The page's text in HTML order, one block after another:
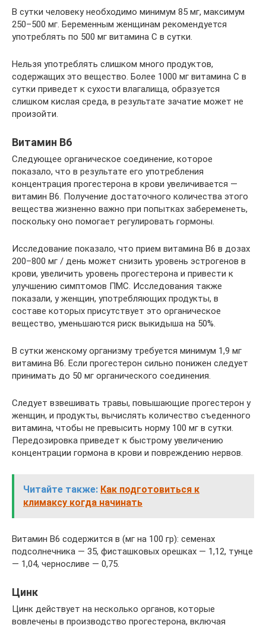
В сутки человеку необходимо минимум 85 мг, максимум
250–500 мг. Беременным женщинам рекомендуется
употреблять по 500 мг витамина С в сутки.
Нельзя употреблять слишком много продуктов,
содержащих это вещество. Более 1000 мг витамина С в
сутки приведет к сухости влагалища, образуется
слишком кислая среда, в результате зачатие может не
произойти.
Витамин B6
Следующее органическое соединение, которое
показало, что в результате его употребления
концентрация прогестерона в крови увеличивается —
витамин B6. Получение достаточного количества этого
вещества жизненно важно при попытках забеременеть,
поскольку оно помогает регулировать гормоны.
Исследование показало, что прием витамина B6 в дозах
200–800 мг / день может снизить уровень эстрогенов в
крови, увеличить уровень прогестерона и привести к
улучшению симптомов ПМС. Исследования также
показали, у женщин, употребляющих продукты, в
составе которых присутствует это органическое
вещество, уменьшаются риск выкидыша на 50%.
В сутки женскому организму требуется минимум 1,9 мг
витамина В6. Если прогестерон сильно понижен следует
принимать до 50 мг органического соединения.
Следует взвешивать травы, повышающие прогестерон у
женщин, и продукты, вычислять количество съеденного
витамина, чтобы не превысить норму 100 мг в сутки.
Передозировка приведет к быстрому увеличению
концентрации гормона в крови и повреждению нервов.
Читайте также: Как подготовиться к
климаксу когда начинать
Витамин В6 содержится в (мг на 100 гр): семенах
подсолнечника — 35, фисташковых орешках — 1,12, тунце
— 1,04, черносливе — 0,75.
Цинк
Цинк действует на несколько органов, которые
вовлечены в производство прогестерона, включая